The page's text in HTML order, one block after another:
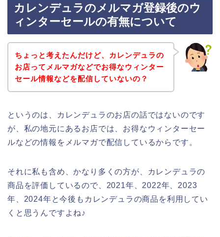
カレンデュラのメルマガ登録後のウ
ィンターセールの有無について
ちょっと考えたんだけど、カレンデュラの
お店ってメルマガなどでお得なウィンター
セール情報などを配信していないの？
というのは、カレンデュラのお店の話ではないのです
が、私の地元にあるお店では、お得なウィンターセー
ルなどの情報をメルマガで配信しているからです。
それに私も含め、かなり多くの方が、カレンデュラの
商品を評価しているので、2021年、2022年、2023
年、2024年と今後もカレンデュラの商品を利用してい
くと思うんですよね♪